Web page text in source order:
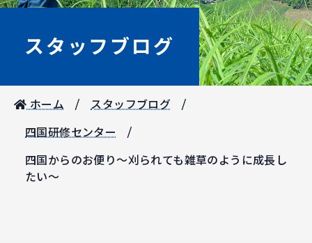
スタッフブログ
ホーム スタッフブログ
四国研修センター
四国からのお便り～刈られても雑草のように成長し
たい～